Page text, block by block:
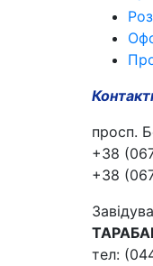
просп.
+38
+38
тел: